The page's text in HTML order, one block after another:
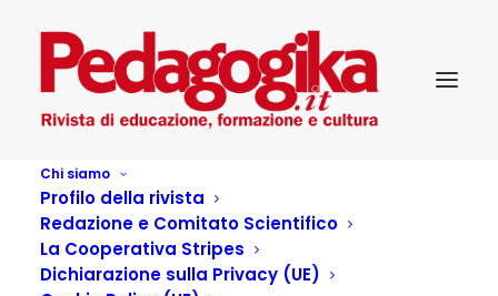
Chi siamo
Profilo della rivista
Redazione e Comitato Scientifico
La Cooperativa Stripes
Dichiarazione sulla Privacy (UE)